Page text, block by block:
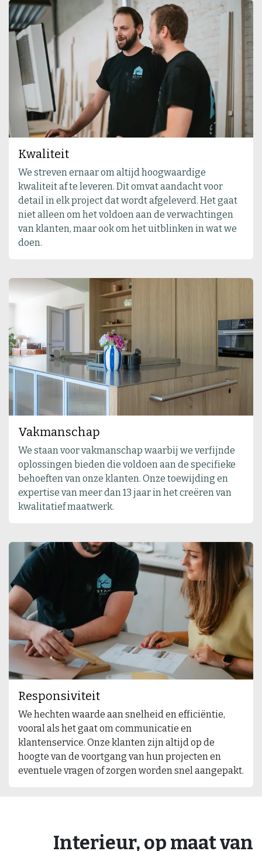
Kwaliteit
We streven ernaar om altijd hoogwaardige
kwaliteit af te leveren. Dit omvat aandacht voor
detail in elk project dat wordt afgeleverd. Het gaat
niet alleen om het voldoen aan de verwachtingen
van klanten, maar ook om het uitblinken in wat we
doen.
Vakmanschap
We staan voor vakmanschap waarbij we verfijnde
oplossingen bieden die voldoen aan de specifieke
behoeften van onze klanten. Onze toewijding en
expertise van meer dan 13 jaar in het creëren van
kwalitatief maatwerk.
Responsiviteit
We hechten waarde aan snelheid en efficiëntie,
vooral als het gaat om communicatie en
klantenservice. Onze klanten zijn altijd op de
hoogte van de voortgang van hun projecten en
eventuele vragen of zorgen worden snel aangepakt.
Interieur, op maat van